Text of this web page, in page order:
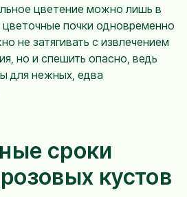
цветение можно лишь в
цветочные почки одновременно
не затягивать с извлечением
но и спешить опасно, ведь
для нежных, едва
сроки
кустов